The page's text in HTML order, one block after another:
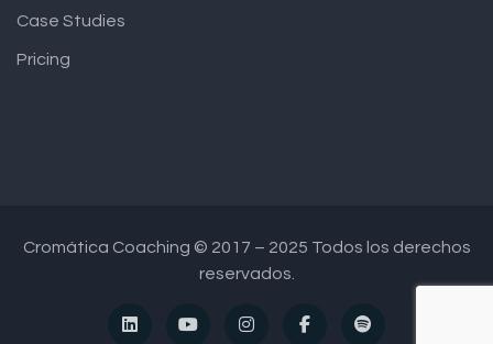
Case Studies
Pricing
Cromática Coaching © 2017 – 2025 Todos los derechos
reservados.